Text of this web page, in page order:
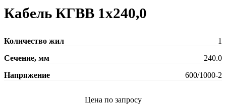
Кабель КГВВ 1х240,0
Количество жил
1
Сечение, мм
240.0
Напряжение
600/1000-2
Цена по запросу